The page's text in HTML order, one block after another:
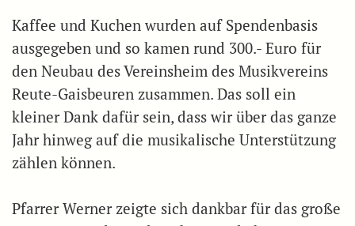
Kaffee und Kuchen wurden auf Spendenbasis
ausgegeben und so kamen rund 300.- Euro für
den Neubau des Vereinsheim des Musikvereins
Reute-Gaisbeuren zusammen. Das soll ein
kleiner Dank dafür sein, dass wir über das ganze
Jahr hinweg auf die musikalische Unterstützung
zählen können.
Pfarrer Werner zeigte sich dankbar für das große